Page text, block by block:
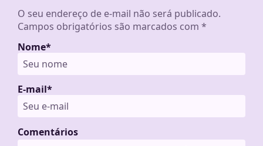
O seu endereço de e-mail não será publicado.
Campos obrigatórios são marcados com *
Comentários
Nome*
E-mail*